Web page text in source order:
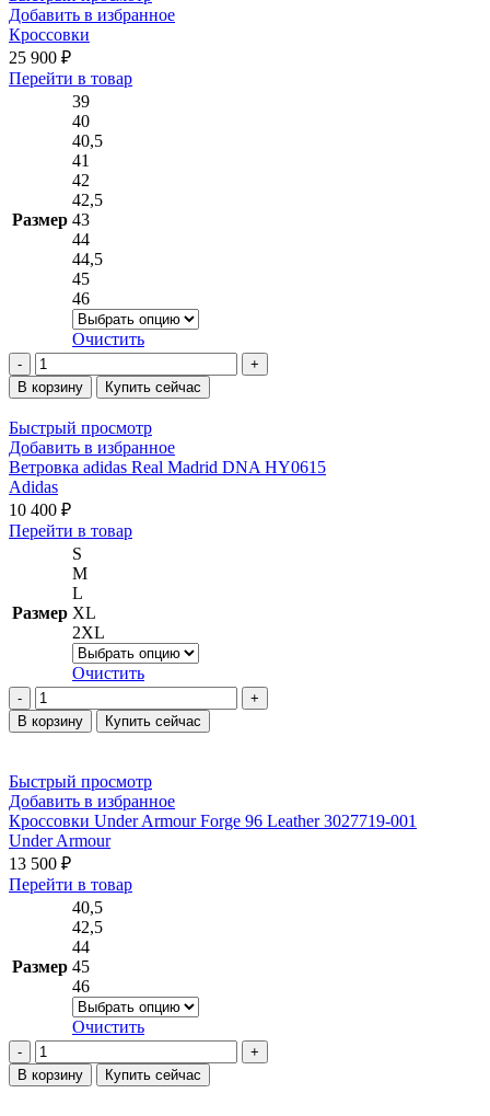
Sportswear
Therma-
FIT
FD6428-
010
Добавить в избранное
Кроссовки
25 900 ₽
Перейти в товарЭтот
Размер
39
40
40,5
41
42
42,5
43
44
44,5
45
46
Очистить
Количество
товара
Кроссовки
В корзину Купить сейчас
Быстрый просмотр
Добавить в избранное
Ветровка adidas Real Madrid DNA HY0615
Adidas
10 400 ₽
Перейти в товарЭтот
можно
выбрать
на
странице
товара.
Размер
S
M
L
XL
2XL
Очистить
Количество
товара
Ветровка
Madrid
DNA
HY0615
В корзину Купить сейчас
Быстрый просмотр
Добавить в избранное
Кроссовки Under Armour Forge 96 Leather 3027719-001
Under Armour
13 500 ₽
Перейти в товарЭтот
можно
выбрать
на
странице
товара.
Размер
40,5
42,5
44
45
46
Очистить
Количество
товара
Кроссовки
В корзину Купить сейчас